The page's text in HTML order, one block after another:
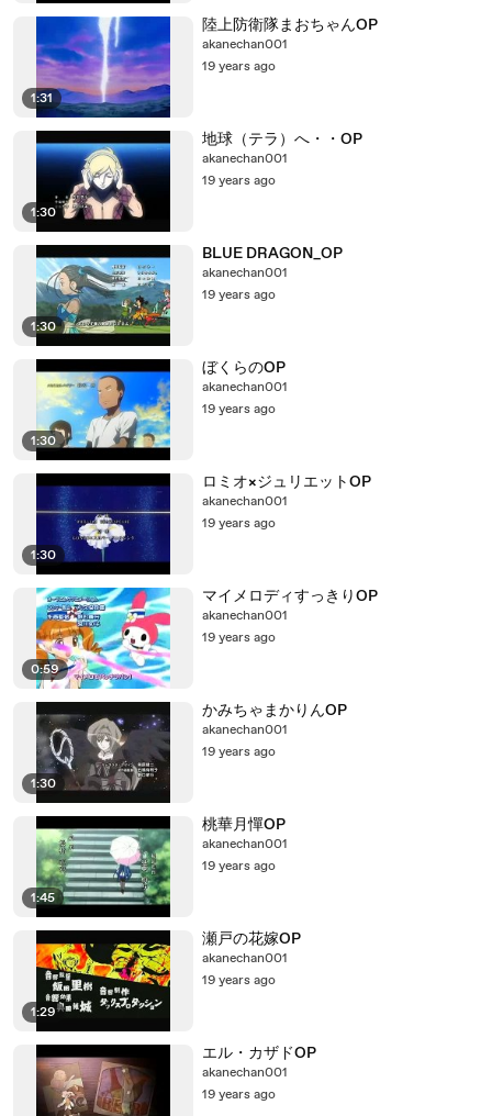
1:31
陸上防衛隊まおちゃんOP
akanechan001
19 years ago
1:30
地球（テラ）へ・・OP
akanechan001
19 years ago
1:30
BLUE DRAGON_OP
akanechan001
19 years ago
1:30
ぼくらのOP
akanechan001
19 years ago
1:30
ロミオ×ジュリエットOP
akanechan001
19 years ago
0:59
マイメロディすっきりOP
akanechan001
19 years ago
1:30
かみちゃまかりんOP
akanechan001
19 years ago
1:45
桃華月憚OP
akanechan001
19 years ago
1:29
瀬戸の花嫁OP
akanechan001
19 years ago
エル・カザドOP
akanechan001
19 years ago